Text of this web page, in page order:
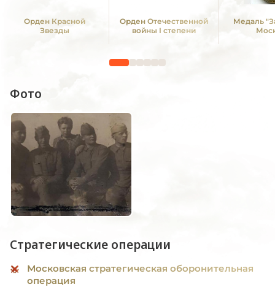
Орден Красной
Звезды
Орден Отечественной
войны I степени
Медаль
Фото
Стратегические операции
Московская стратегическая оборонительная
операция